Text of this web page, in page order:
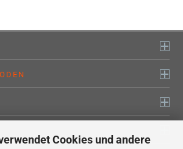
Cookies und andere